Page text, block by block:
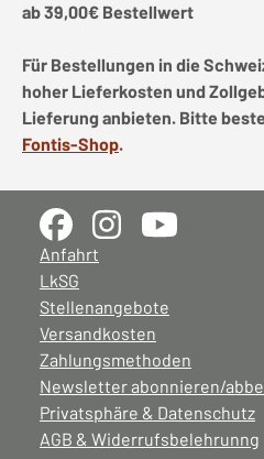
ab 39,00€ Bestellwert
Für Bestellungen in die
hoher Lieferkosten und
Lieferung anbieten. Bitte
Fontis-Shop.
Anfahrt
LkSG
Stellenangebote
Versandkosten
Zahlungsmethoden
Newsletter abonnieren/
Privatsphäre & Datenschutz
AGB & Widerrufsbelehrunng